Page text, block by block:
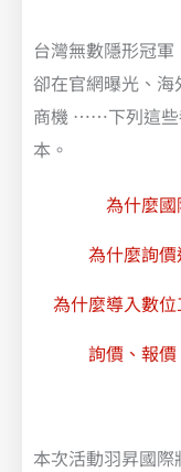
台灣無數隱形冠軍
卻在官網曝光、
商機 ……下列這些
本。
為什麼
為什麼詢
為什麼導入數
詢價、報價
本次活動羽昇國